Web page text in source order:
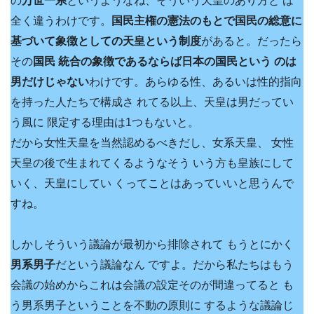
全く違うわけです。
国民主権の憲法のもとで国民の総意に
基づいて象徴としての天皇という制度があると。だったら
その国民 統合の象徴であるならば日本の国民という のは
男だけじゃないわけです。あらゆる性、あるいは性的指向
を持った人たちで構成さ れてる以上、天皇は男だってい
う風に 限定する理由は1つもないと。
だから女性天皇を当然認めるべきだし、女系天皇、 女性
天皇の後で生まれてくるようなそう いう方も皇族にして
いく、天皇にしてい くってことはあっていいと思うんで
すね。
しかしそういう議論が最初から排除されて もうとにかく
男系男子だという議論なん ですよ。だから私たちはもう
会議の始めからこれは会議の設定そのが間違ってると も
う男系男子ということを不動の原則に するような議論じ